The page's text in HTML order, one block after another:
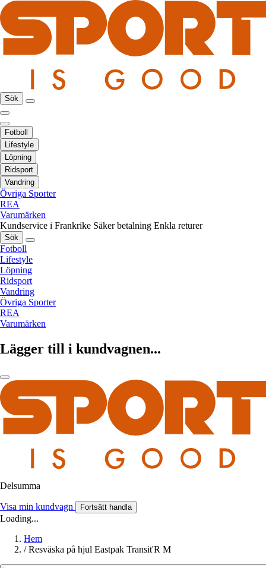
Sök
Fotboll
Lifestyle
Löpning
Ridsport
Vandring
Övriga Sporter
REA
Varumärken
Kundservice i Frankrike Säker betalning Enkla returer
Sök
Fotboll
Lifestyle
Löpning
Ridsport
Vandring
Övriga Sporter
REA
Varumärken
Lägger till i kundvagnen...
Delsumma
Visa min kundvagn Fortsätt handla
Loading...
Hem
/ Resväska på hjul Eastpak Transit'R M